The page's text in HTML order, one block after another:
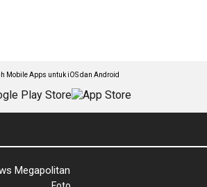
Mobile Apps untuk iOS dan Android
Megapolitan